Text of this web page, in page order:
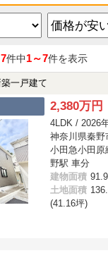
7件中1～7件を表示
一戸建て
2,380万円
4LDK / 2026
神奈川県秦野
小田急小田原
野駅 車分
建物面積
土地面積
(41.16坪)